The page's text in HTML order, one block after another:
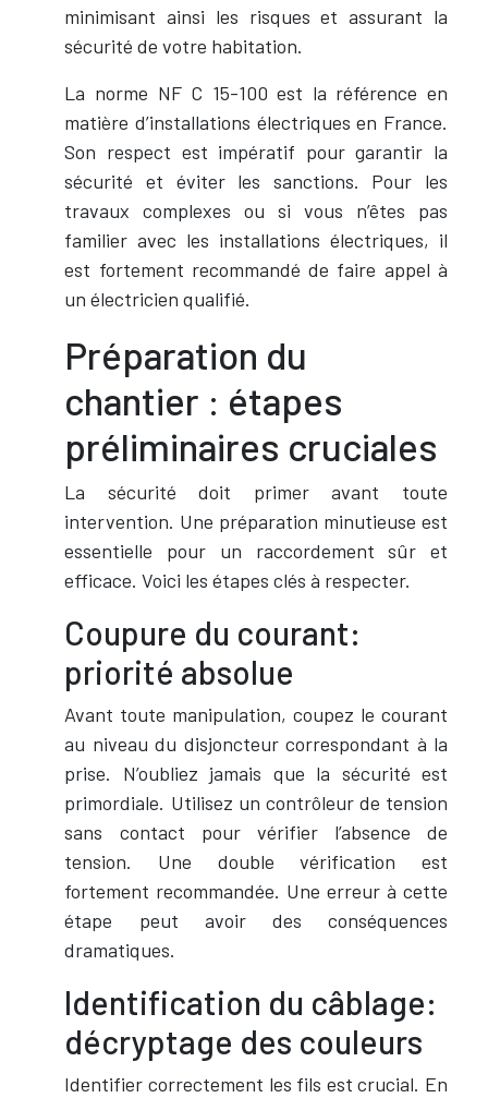
minimisant ainsi les risques et assurant la
sécurité de votre habitation.
La norme NF C 15-100 est la référence en
matière d’installations électriques en France.
Son respect est impératif pour garantir la
sécurité et éviter les sanctions. Pour les
travaux complexes ou si vous n’êtes pas
familier avec les installations électriques, il
est fortement recommandé de faire appel à
un électricien qualifié.
Préparation du
chantier : étapes
préliminaires cruciales
La sécurité doit primer avant toute
intervention. Une préparation minutieuse est
essentielle pour un raccordement sûr et
efficace. Voici les étapes clés à respecter.
Coupure du courant:
priorité absolue
Avant toute manipulation, coupez le courant
au niveau du disjoncteur correspondant à la
prise. N’oubliez jamais que la sécurité est
primordiale. Utilisez un contrôleur de tension
sans contact pour vérifier l’absence de
tension. Une double vérification est
fortement recommandée. Une erreur à cette
étape peut avoir des conséquences
dramatiques.
Identification du câblage:
décryptage des couleurs
Identifier correctement les fils est crucial. En